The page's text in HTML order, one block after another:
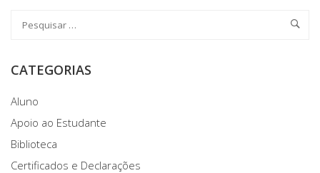
CATEGORIAS
Aluno
Apoio ao Estudante
Biblioteca
Certificados e Declarações